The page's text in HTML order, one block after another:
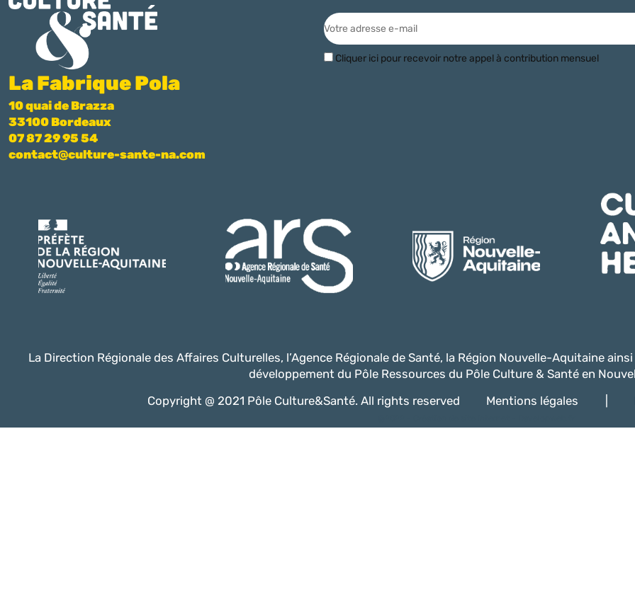
La Fabrique Pola
10 quai de Brazza
33100 Bordeaux
07 87 29 95 54
contact@culture-sante-na.com
Cliquer ici pour recevoir notre appel à contribution mensuel
La Direction Régionale des Affaires Culturelles, l’Agence Régionale de Santé, la Région Nouvelle-Aquitaine
développement du Pôle Ressources du Pôle Culture & Santé en
Copyright @ 2021 Pôle Culture&Santé. All rights reserved
Mentions légales